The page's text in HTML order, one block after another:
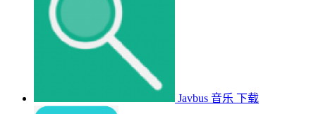
Javbus 音乐 下载